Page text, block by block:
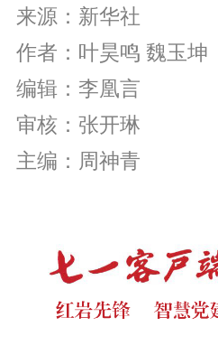
来源：新华社
作者：叶昊鸣 魏玉坤
编辑：李凰言
审核：张开琳
主编：周神青